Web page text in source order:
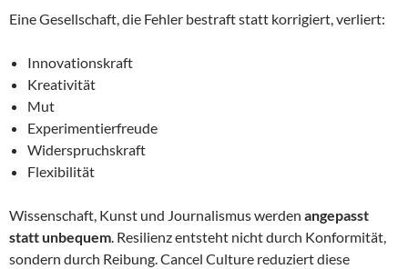
Eine Gesellschaft, die Fehler bestraft statt korrigiert, verliert:
Innovationskraft
Kreativität
Mut
Experimentierfreude
Widerspruchskraft
Flexibilität
Wissenschaft, Kunst und Journalismus werden angepasst
statt unbequem. Resilienz entsteht nicht durch Konformität,
sondern durch Reibung. Cancel Culture reduziert diese